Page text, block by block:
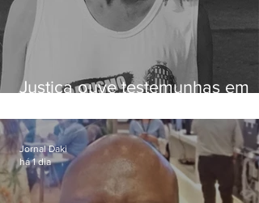
Justiça ouve testemunhas em
dívida de R$ 25
Jornal Daki
há 1 dia